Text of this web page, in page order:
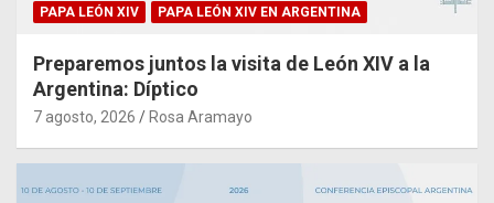
PAPA LEÓN XIV PAPA LEÓN XIV EN ARGENTINA
Preparemos juntos la visita de León XIV a la
Argentina: Díptico
7 agosto, 2026 Rosa Aramayo